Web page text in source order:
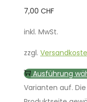
7,00 CHF
inkl. MwSt.
zzgl.
Ausführung
Varianten auf.